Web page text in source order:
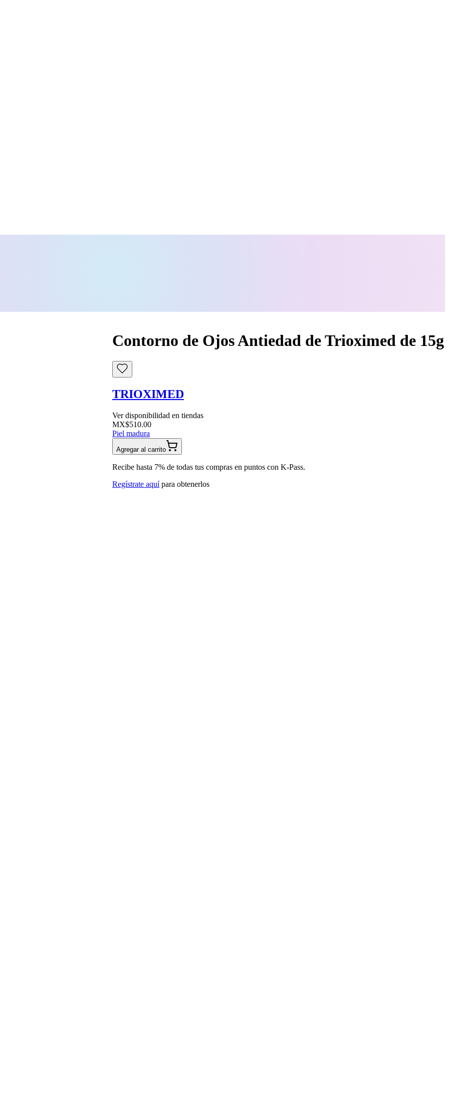
Contorno de Ojos Antiedad de Trioximed de 15g
TRIOXIMED
Ver disponibilidad en tiendas
MX$510.00
Piel madura
Agregar al carrito
Recibe hasta 7% de todas tus compras en puntos con K-Pass.
Regístrate aquí para obtenerlos